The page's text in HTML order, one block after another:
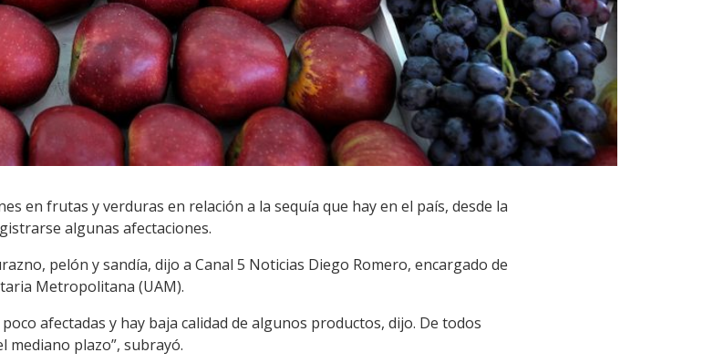
en frutas y verduras en relación a la sequía que hay en el país, desde la
algunas afectaciones.
pelón y sandía, dijo a Canal 5 Noticias Diego Romero, encargado de
Metropolitana (UAM).
afectadas y hay baja calidad de algunos productos, dijo. De todos
mediano plazo”, subrayó.